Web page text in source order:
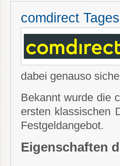
comdirect
dabei genauso
Bekannt wurde die
ersten klassischen
Festgeldangebot.
Eigenschaften